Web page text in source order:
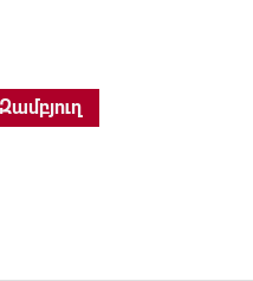
was: ֏184,000.
8090/ table+4chair quantity